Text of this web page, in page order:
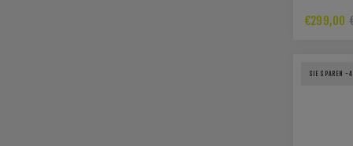
€299,00
SIE SPAREN -